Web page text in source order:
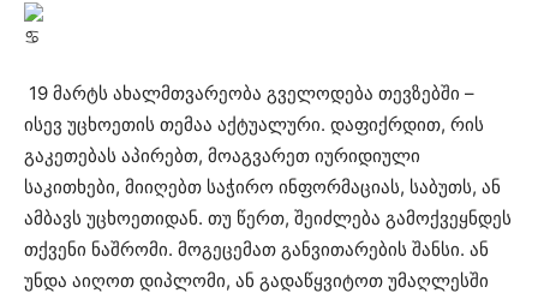
19 მარტს ახალმთვარეობა გველოდება თევზებში –
ისევ უცხოეთის თემაა აქტუალური. დაფიქრდით, რის
გაკეთებას აპირებთ, მოაგვარეთ იურიდიული
საკითხები, მიიღებთ საჭირო ინფორმაციას, საბუთს, ან
ამბავს უცხოეთიდან. თუ წერთ, შეიძლება გამოქვეყნდეს
თქვენი ნაშრომი. მოგეცემათ განვითარების შანსი. ან
უნდა აიღოთ დიპლომი, ან გადაწყვიტოთ უმაღლესში